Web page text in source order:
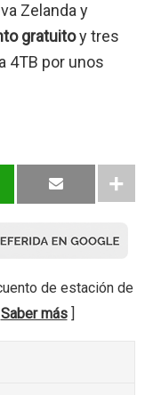
Zelanda y
gratuitoy tres
4TB por unos
de estación de
Saber más]